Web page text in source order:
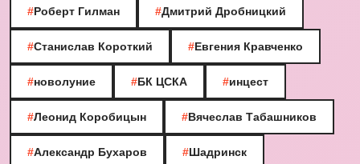
#Роберт Гилман #Дмитрий Дробницкий
#Станислав Короткий #Евгения Кравченко
#новолуние #БК ЦСКА #инцест
#Леонид Коробицын #Вячеслав Табашников
#Александр Бухаров #Шадринск